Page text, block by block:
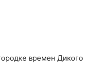
времен Дикого